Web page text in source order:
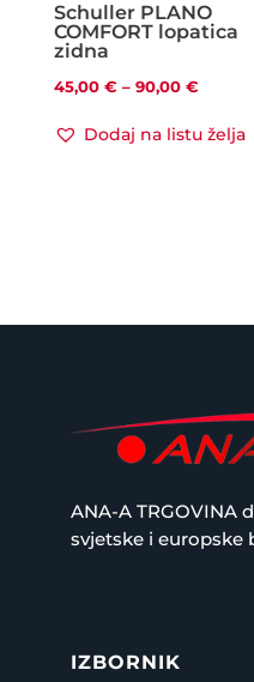
Schuller PLANO
COMFORT lopatica
zidna
45,00 € – 90,00 €Raspon
Dodaj na listu želja
ANA-A TRGOVINA
svjetske i europske
IZBORNIK